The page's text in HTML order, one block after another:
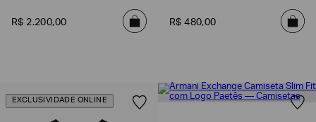
R$ 2.200,00 R$ 480,00
EXCLUSIVIDADE ONLINE